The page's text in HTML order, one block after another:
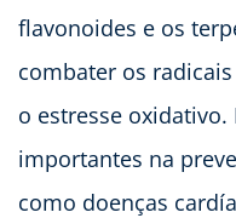
flavonoides e os
combater os
o estresse oxidativo.
importantes na
como doenças